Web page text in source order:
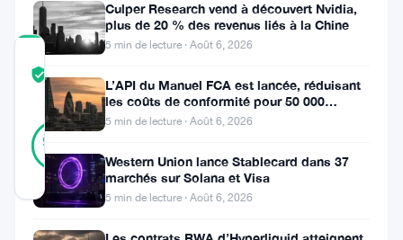
COMMUNITY
SCORE
95
RÉEL
Vérifié
41
Mis à jour 2 mois il y a
Cette
Culper Research vend à découvert Nvidia,
plus de 20 % des revenus liés à la Chine
5 min de lecture · Août 6, 2026
L’API du Manuel FCA est lancée, réduisant
les coûts de conformité pour 50 000
entreprises britanniques
5 min de lecture · Août 6, 2026
Western Union lance Stablecard dans 37
marchés sur Solana et Visa
5 min de lecture · Août 6, 2026